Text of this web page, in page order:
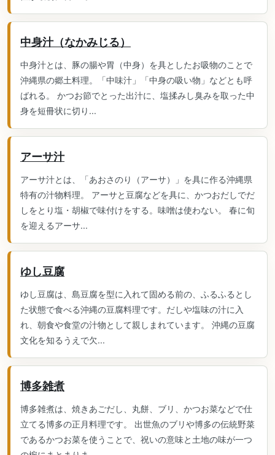
中身汁（なかみじる）
中身汁とは、豚の腸や胃（中身）を具としたお吸物のことで
沖縄県の郷土料理。「中味汁」「中身の吸い物」などとも呼
ばれる。 かつお節でとった出汁に、塩揉みし臭みを取った中
身を短冊状に切り...
アーサ汁
アーサ汁とは、「あおさのり（アーサ）」を具に作る沖縄県
特有の汁物料理。 アーサと豆腐などを具に、かつおだしでだ
しをとり塩・胡椒で味付けをする。味噌は使わない。 春に旬
を迎えるアーサ...
ゆし豆腐
ゆし豆腐は、島豆腐を型に入れて固める前の、ふるふるとし
た状態で食べる沖縄の豆腐料理です。だしや塩味の汁に入
れ、朝食や食堂の汁物として親しまれています。 沖縄の豆腐
文化を知るうえで欠...
博多雑煮
博多雑煮は、焼きあごだし、丸餅、ブリ、かつお菜などで仕
立てる博多の正月料理です。 出世魚のブリや博多の伝統野菜
であるかつお菜を使うことで、祝いの意味と土地の味が一つ